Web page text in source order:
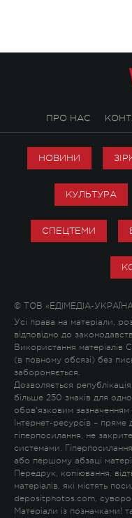
ПРО НАС
НОВИНИ
КУЛЬТУРА
СПЕЦТЕМИ
© ТОВ «ЕДІМЕДІА-
Усі права на матеріали,
відповідно до
Використання матеріалів
(в повному обсязі) без
забороняється.
Дозволяється
більше 250 знаків для
обов'язковим
Інтернет-ресурсів –
гіперпосилання, не
системами.
або першому абзаці
Передрук, копіювання,
матеріалів, які містять
depositphotos.com, суворо
Матеріали із позначками!